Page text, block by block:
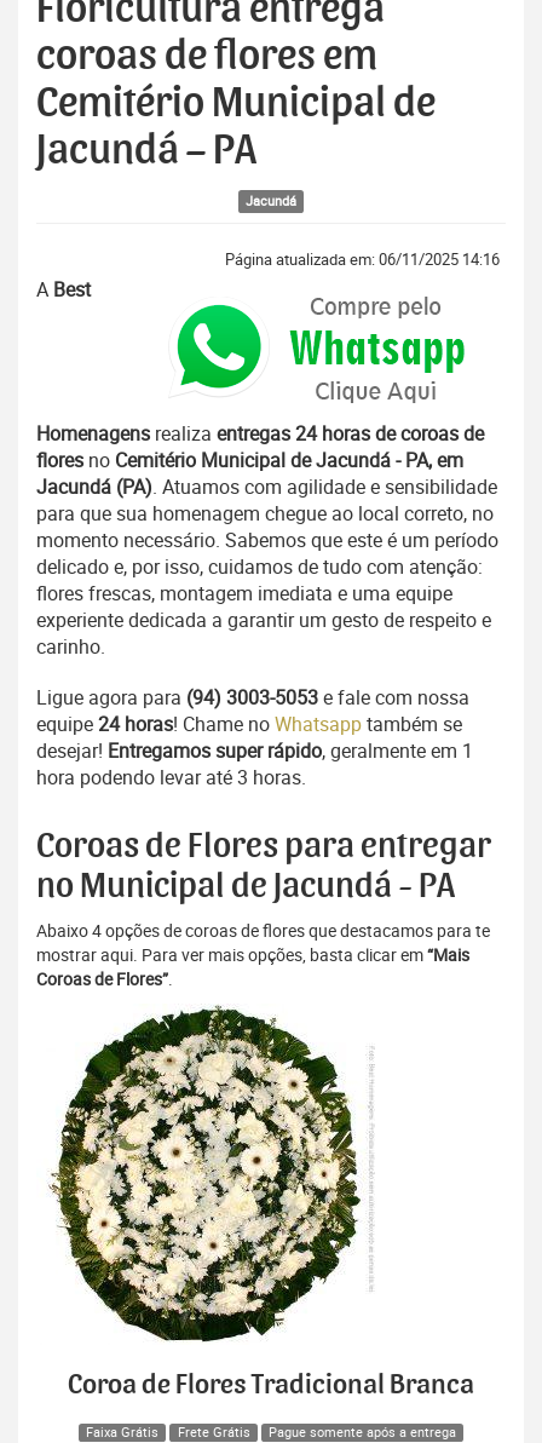
Floricultura entrega
coroas de flores em
Cemitério Municipal de
Jacundá – PA
Jacundá
Página atualizada em: 06/11/2025 14:16
A Best
Homenagens realiza entregas 24 horas de coroas de
flores no Cemitério Municipal de Jacundá - PA, em
Jacundá (PA). Atuamos com agilidade e sensibilidade
para que sua homenagem chegue ao local correto, no
momento necessário. Sabemos que este é um período
delicado e, por isso, cuidamos de tudo com atenção:
flores frescas, montagem imediata e uma equipe
experiente dedicada a garantir um gesto de respeito e
carinho.
Ligue agora para (94) 3003-5053e fale com nossa
equipe24 horas! Chame noWhatsapptambém se
desejar! Entregamos super rápido, geralmente em 1
hora podendo levar até 3 horas.
Coroas de Flores para entregar
no Municipal de Jacundá - PA
Abaixo 4 opções de coroas de flores que destacamos para te
mostrar aqui. Para ver mais opções, basta clicar em“Mais
Coroas de Flores”.
Coroa de Flores Tradicional Branca
Faixa Grátis Frete Grátis Pague somente após a entrega